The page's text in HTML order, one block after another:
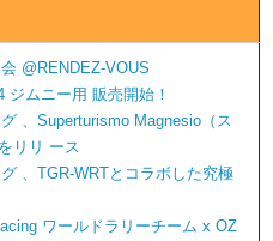
@RENDEZ-VOUS
ジムニー用 販売開始！
、Superturismo Magnesio（ス
リリ ース
、TGR-WRTとコラボした究極
ワールドラリーチーム x OZ